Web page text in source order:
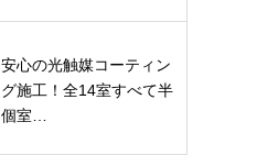
安心の光触媒コーティン
グ施工！全14室すべて半
個室…